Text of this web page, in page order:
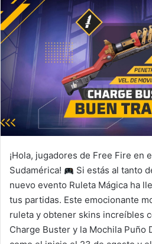
¡Hola, jugadores de Free Fire en
Sudamérica!
Si estás al tanto
nuevo evento Ruleta Mágica ha
tus partidas. Este emocionante
ruleta y obtener skins increíbles
Charge Buster y la Mochila Puño